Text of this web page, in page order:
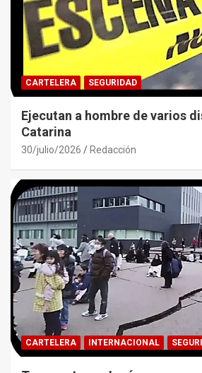
CARTELERA SEGURIDAD
Ejecutan a hombre de varios
Catarina
30/julio/2026 Redacción
CARTELERA INTERNACIONAL